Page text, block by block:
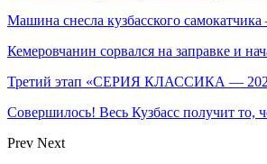
Машина снесла кузбасского
Кемеровчанин сорвался на заправке и
Третий этап «СЕРИЯ КЛАССИКА —
Совершилось! Весь Кузбасс получит то,
Prev Next